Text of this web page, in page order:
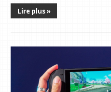
Lire plus »